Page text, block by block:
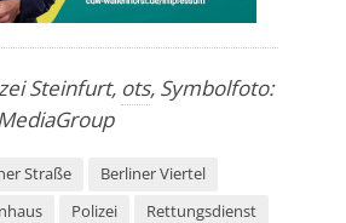
Steinfurt, ots, Symbolfoto:
Straße
Berliner Viertel
Polizei
Rettungsdienst